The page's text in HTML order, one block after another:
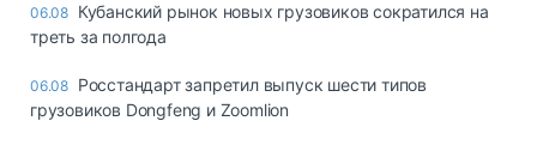
06.08 Кубанский рынок новых грузовиков сократился на
треть за полгода
06.08 Росстандарт запретил выпуск шести типов
грузовиков Dongfeng и Zoomlion